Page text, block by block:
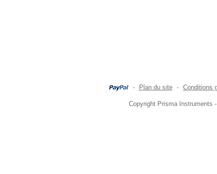
- Plan du site - Conditions
Copyright Prisma Instruments